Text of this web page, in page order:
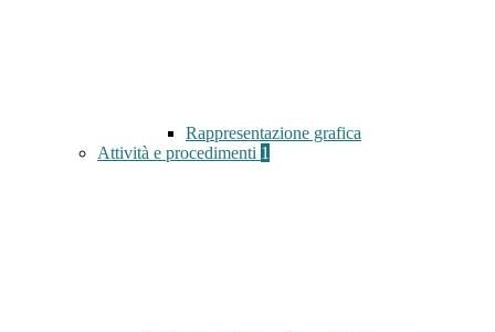
Rappresentazione grafica
Attività e procedimenti 1